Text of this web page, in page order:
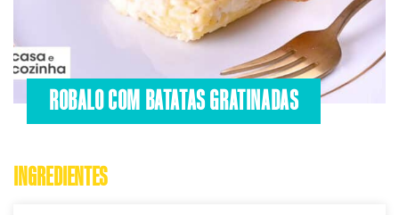
ROBALO COM BATATAS GRATINADAS
INGREDIENTES